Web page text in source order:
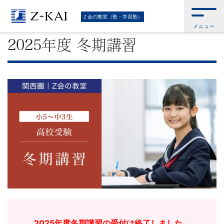
難
関
校
受
Ｚ会の教室（塾・学習塾）
メニュー
Ｚ会トップ> Ｚ会の教室（塾・学習塾）>Ｚ会の教室（関西圏）
Ｚ会の教
室(関西圏) │高校受験コース >2025年度 冬期講習
2025年度 冬期講習